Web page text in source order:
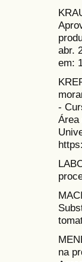
abr.
em:
-
Área
na